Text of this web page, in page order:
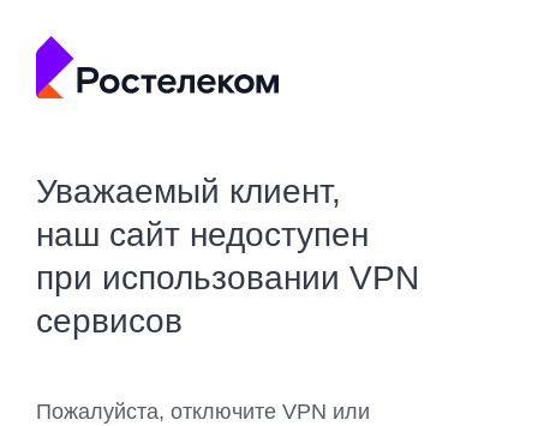
Уважаемый клиент,
наш сайт недоступен
при использовании VPN
сервисов
Пожалуйста, отключите VPN или